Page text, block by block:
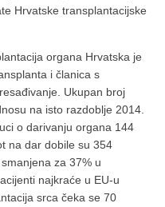
Hrvatske transplantacijske
organa Hrvatska je
i članica s
Ukupan broj
na isto razdoblje 2014.
o darivanju organa 144
na dar dobile su 354
za 37% u
najkraće u EU-u
srca čeka se 70